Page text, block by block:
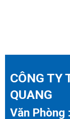
CÔNG TY
QUANG
Văn